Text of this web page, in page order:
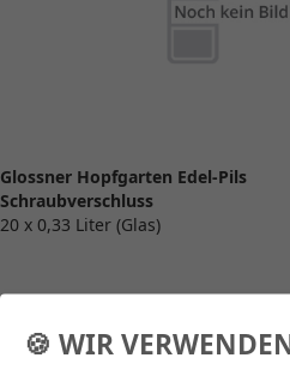
Glossner Hopfgarten Edel-Pils
Schraubverschluss
20 x 0,33 Liter (Glas)
🍪 WIR